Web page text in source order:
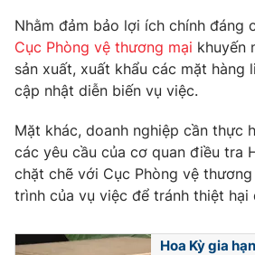
Hitech Công nghệ tương lai
Sản phẩm
Thị trường
Tư vấn
Giao lưu trực tuyến
Lịch phát sóng
Chuyên mục khác
Emagazine
Photo
Nhằm đảm bảo lợi ích chính đáng
Cục Phòng vệ thương mại khuyến
sản xuất, xuất khẩu các mặt hàng
cập nhật diễn biến vụ việc.
Mặt khác, doanh nghiệp cần thực
các yêu cầu của cơ quan điều tra
chặt chẽ với Cục Phòng vệ
trình của vụ việc để tránh thiệt hại
Hoa Kỳ gia